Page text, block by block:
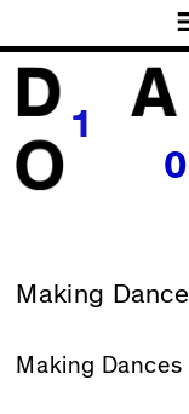
1
0
Making
Making Dances